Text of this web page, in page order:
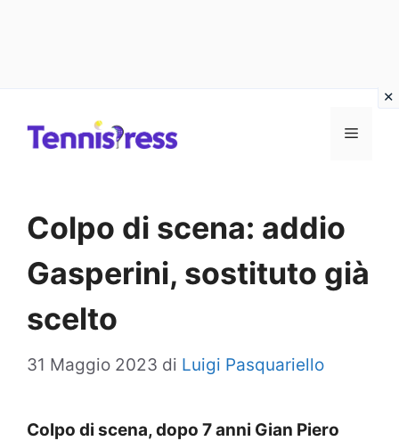
MENU
Colpo di scena: addio
Gasperini, sostituto già
scelto
31 Maggio 2023 di Luigi Pasquariello
Colpo di scena, dopo 7 anni Gian Piero